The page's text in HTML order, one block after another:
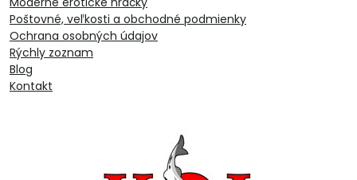
Poštovné, veľkosti a obchodné podmienky
Ochrana osobných údajov
Rýchly zoznam
Blog
Kontakt